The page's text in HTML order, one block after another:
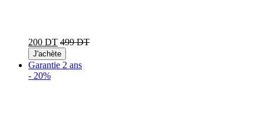
200 DT 499 DT
J'achète
Garantie 2 ans
- 20%